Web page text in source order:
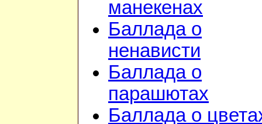
манекенах
Баллада о
ненависти
Баллада о
парашютах
Баллада о